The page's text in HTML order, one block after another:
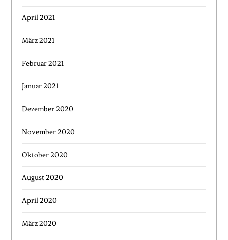
April 2021
März 2021
Februar 2021
Januar 2021
Dezember 2020
November 2020
Oktober 2020
August 2020
April 2020
März 2020